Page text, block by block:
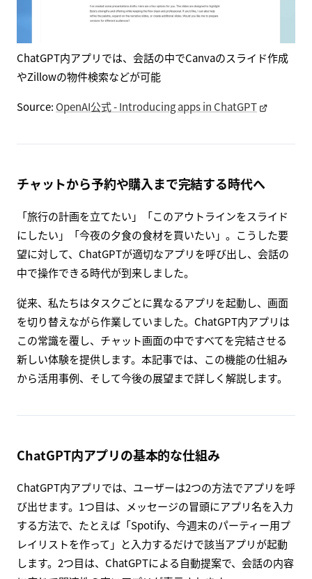
ChatGPT内アプリでは、会話の中でCanvaのスライド作成
やZillowの物件検索などが可能
Source: OpenAI公式 - Introducing apps in ChatGPT
チャットから予約や購入まで完結する時代へ
「旅行の計画を立てたい」「このアウトラインをスライド
にしたい」「今夜の夕食の食材を買いたい」。こうした要
望に対して、ChatGPTが適切なアプリを呼び出し、会話の
中で操作できる時代が到来しました。
従来、私たちはタスクごとに異なるアプリを起動し、画面
を切り替えながら作業していました。ChatGPT内アプリは
この常識を覆し、チャット画面の中ですべてを完結させる
新しい体験を提供します。本記事では、この機能の仕組み
から活用事例、そして今後の展望まで詳しく解説します。
ChatGPT内アプリの基本的な仕組み
ChatGPT内アプリでは、ユーザーは2つの方法でアプリを呼
び出せます。1つ目は、メッセージの冒頭にアプリ名を入力
する方法で、たとえば「Spotify、今週末のパーティー用プ
レイリストを作って」と入力するだけで該当アプリが起動
します。2つ目は、ChatGPTによる自動提案で、会話の内容